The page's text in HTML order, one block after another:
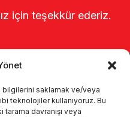
bilgilerini saklamak ve/veya
teknolojiler kullanıyoruz. Bu
davranışı veya
için teşekkür ederiz.